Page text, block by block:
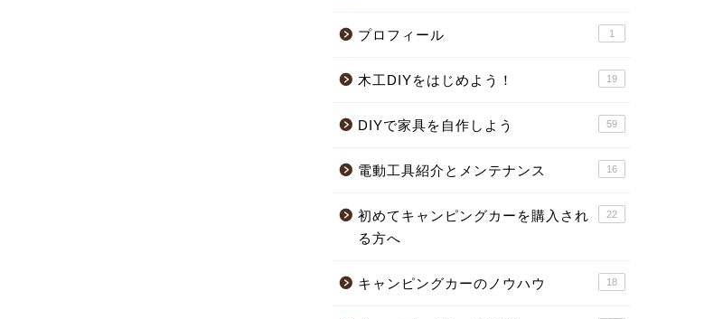
プロフィール 1
木工DIYをはじめよう！ 19
DIYで家具を自作しよう 59
電動工具紹介とメンテナンス 16
初めてキャンピングカーを購入され
る方へ
22
キャンピングカーのノウハウ 18